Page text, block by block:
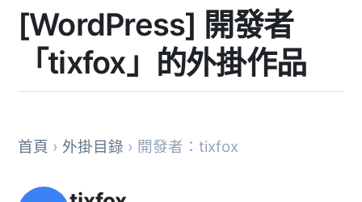
[WordPress] 開發者
「tixfox」的外掛作品
首頁 › 外掛目錄 › 開發者：tixfox